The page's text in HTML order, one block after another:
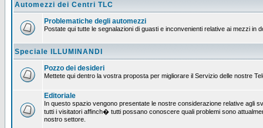
Automezzi dei Centri TLC
Problematiche degli automezzi
Postate qui tutte le segnalazioni di guasti e inconvenienti relative ai mezzi in
Speciale ILLUMINANDI
Pozzo dei desideri
Mettete qui dentro la vostra proposta per migliorare il Servizio delle nostre
Editoriale
In questo spazio vengono presentate le nostre considerazione relative agli
tutti i visitatori affinch� tutti possano conoscere quali problemi sono
nostro settore.